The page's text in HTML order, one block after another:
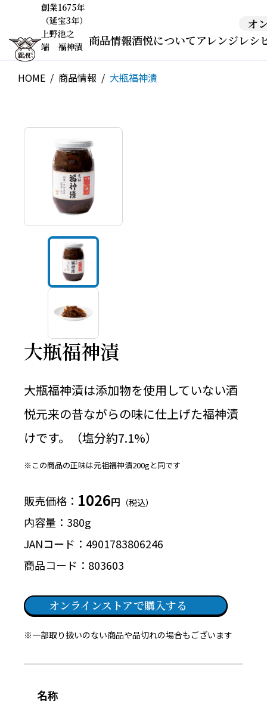
創業1675年
（延宝3年）
上野池之
端 福神漬
オ
商品情報酒悦についてアレンジレシ
HOME 商品情報 大瓶福神漬
大瓶福神漬
大瓶福神漬は添加物を使用していない酒
悦元来の昔ながらの味に仕上げた福神漬
けです。（塩分約7.1%）
※この商品の正味は元祖福神漬200gと同です
販売価格 1026円 （税込）
内容量
380g
JANコード
4901783806246
商品コード
803603
オンラインストアで購入する
※一部取り扱いのない商品や品切れの場合もございます
名称